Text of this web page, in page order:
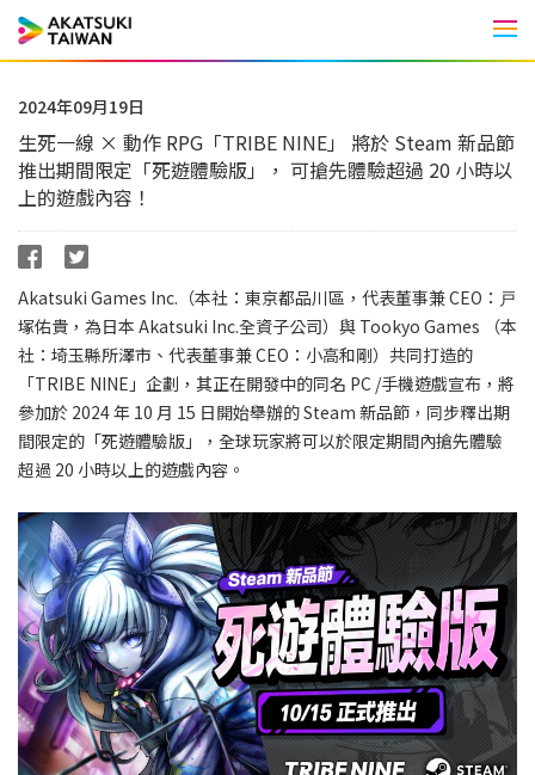
2024年09月19日
生死一線 × 動作 RPG「TRIBE NINE」 將於 Steam 新品節
推出期間限定「死遊體驗版」， 可搶先體驗超過 20 小時以
上的遊戲內容！
Akatsuki Games Inc.（本社：東京都品川區，代表董事兼 CEO：戸
塚佑貴，為日本 Akatsuki Inc.全資子公司）與 Tookyo Games （本
社：埼玉縣所澤市、代表董事兼 CEO：小高和剛）共同打造的
「TRIBE NINE」企劃，其正在開發中的同名 PC /手機遊戲宣布，將
參加於 2024 年 10 月 15 日開始舉辦的 Steam 新品節，同步釋出期
間限定的「死遊體驗版」，全球玩家將可以於限定期間內搶先體驗
超過 20 小時以上的遊戲內容。